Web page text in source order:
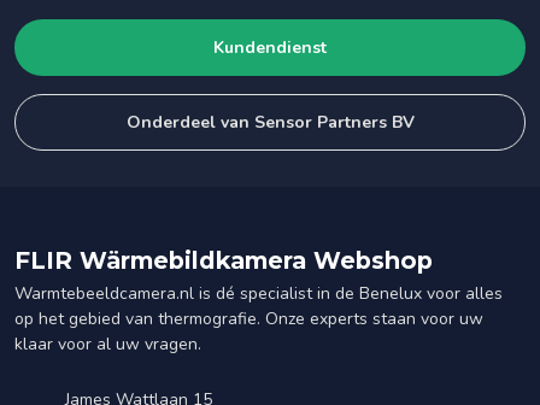
Kundendienst
Onderdeel van Sensor Partners BV
FLIR Wärmebildkamera Webshop
Warmtebeeldcamera.nl is dé specialist in de Benelux voor alles
op het gebied van thermografie. Onze experts staan voor uw
klaar voor al uw vragen.
James Wattlaan 15